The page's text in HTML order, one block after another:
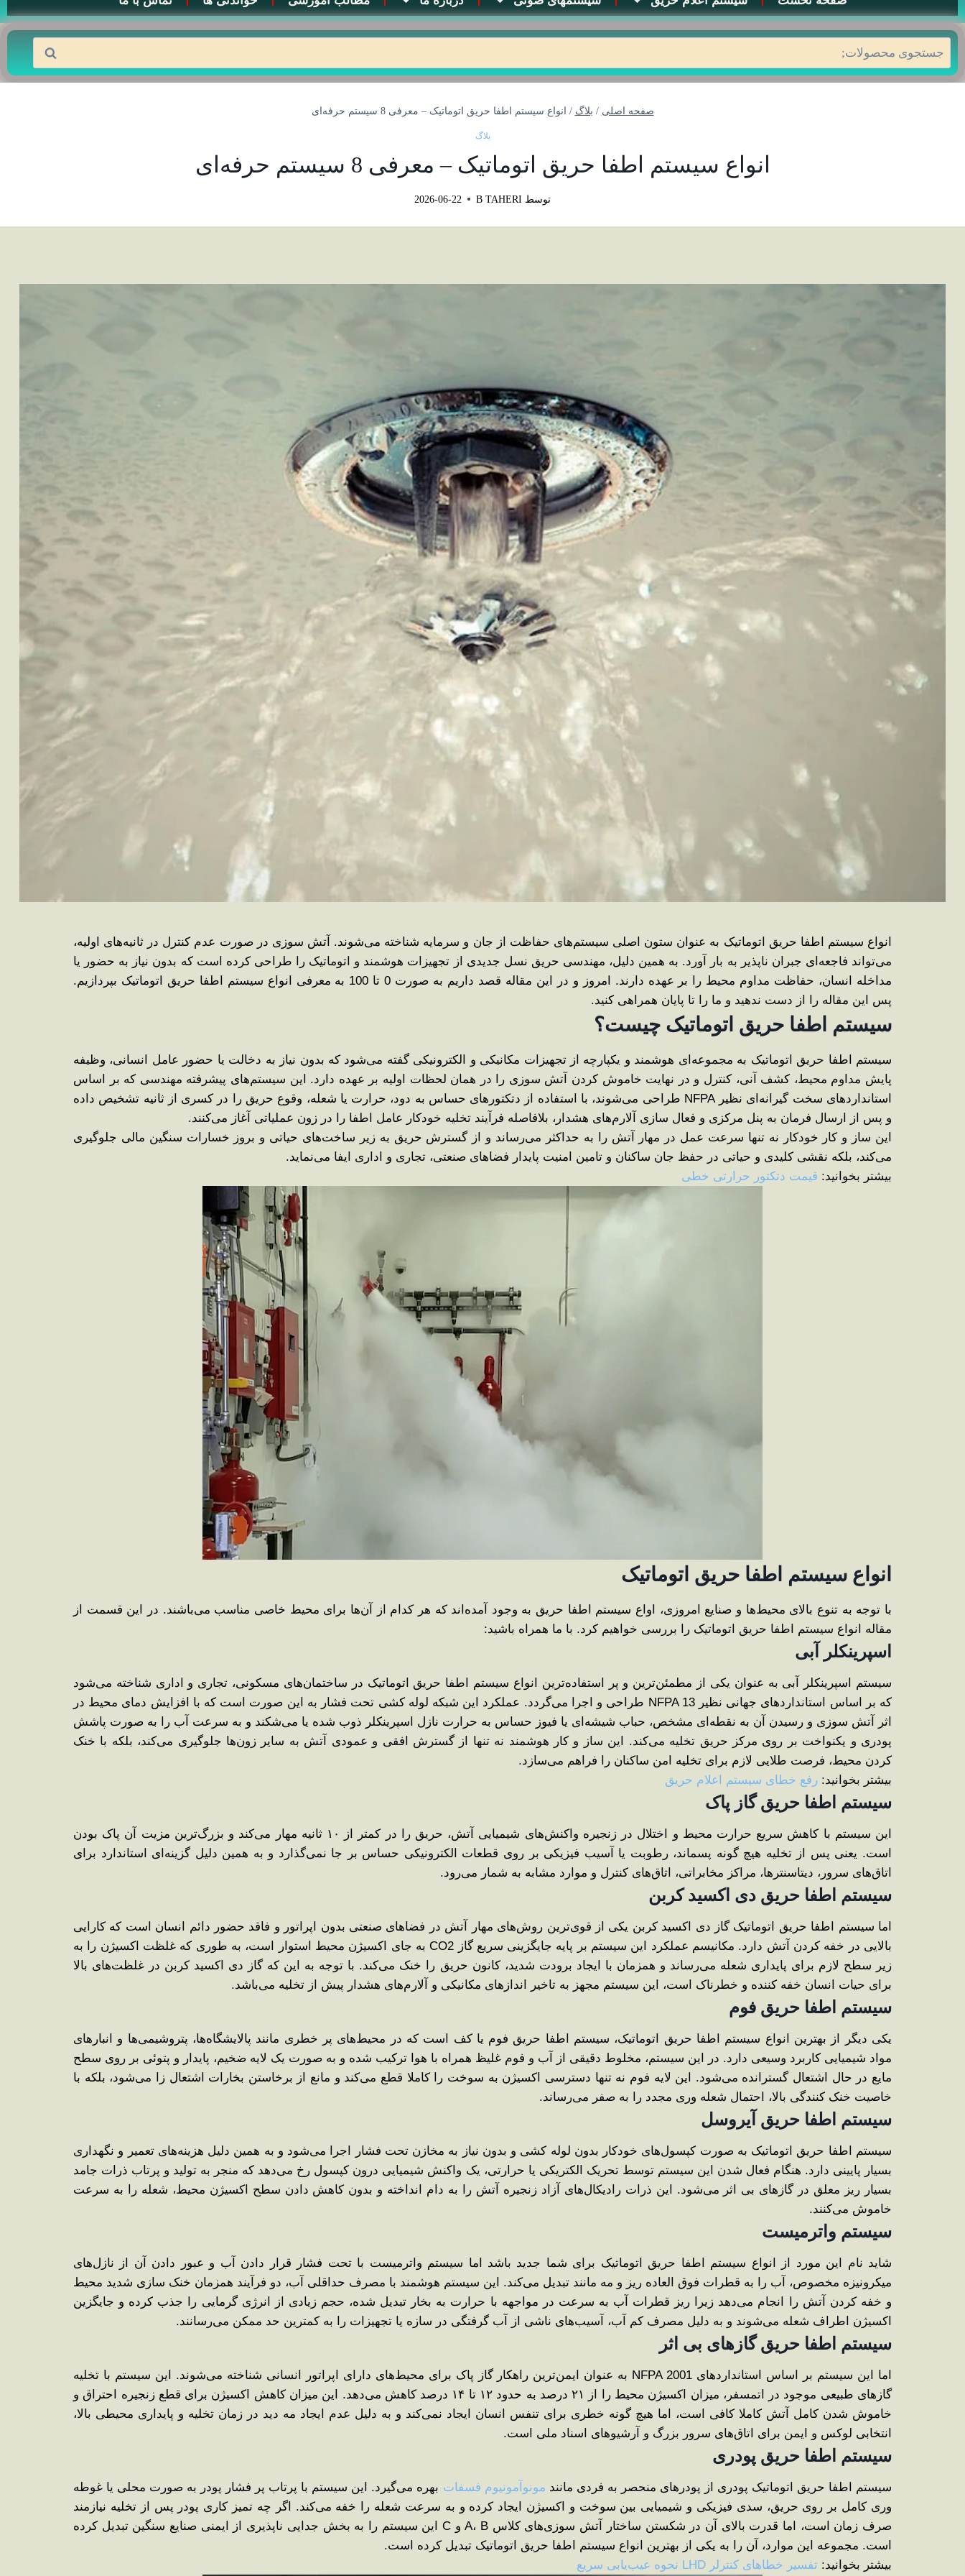
جستجو
صفحه اصلی / بلاگ / انواع سیستم اطفا حریق اتوماتیک – معرفی 8 سیستم حرفه‌ای
بلاگ
انواع سیستم اطفا حریق اتوماتیک – معرفی 8 سیستم حرفه‌ای
توسط B TAHERI
2026-06-22
انواع سیستم اطفا حریق اتوماتیک به عنوان ستون اصلی سیستم‌های حفاظت از جان و سرمایه شناخته می‌شوند. آتش ‌سوزی در صورت عدم کنترل در ثانیه‌های اولیه،
می‌تواند فاجعه‌ای جبران‌ ناپذیر به بار آورد. به همین دلیل، مهندسی حریق نسل جدیدی از تجهیزات هوشمند و اتوماتیک را طراحی کرده است که بدون نیاز به حضور یا
مداخله انسان، حفاظت مداوم محیط را بر عهده دارند. امروز و در این مقاله قصد داریم به صورت 0 تا 100 به معرفی انواع سیستم اطفا حریق اتوماتیک بپردازیم.
پس این مقاله را از دست ندهید و ما را تا پایان همراهی کنید.
سیستم اطفا حریق اتوماتیک چیست؟
سیستم اطفا حریق اتوماتیک به مجموعه‌ای هوشمند و یکپارچه از تجهیزات مکانیکی و الکترونیکی گفته می‌شود که بدون نیاز به دخالت یا حضور عامل انسانی، وظیفه
پایش مداوم محیط، کشف آنی، کنترل و در نهایت خاموش کردن آتش ‌سوزی را در همان لحظات اولیه بر عهده دارد. این سیستم‌های پیشرفته مهندسی که بر اساس
استانداردهای سخت ‌گیرانه‌ای نظیر NFPA طراحی می‌شوند، با استفاده از دتکتورهای حساس به دود، حرارت یا شعله، وقوع حریق را در کسری از ثانیه تشخیص داده
و پس از ارسال فرمان به پنل مرکزی و فعال ‌سازی آلارم‌های هشدار، بلافاصله فرآیند تخلیه خودکار عامل اطفا را در زون عملیاتی آغاز می‌کنند.
این ساز و کار خودکار نه تنها سرعت عمل در مهار آتش را به حداکثر می‌رساند و از گسترش حریق به زیر ساخت‌های حیاتی و بروز خسارات سنگین مالی جلوگیری
می‌کند، بلکه نقشی کلیدی و حیاتی در حفظ جان ساکنان و تامین امنیت پایدار فضاهای صنعتی، تجاری و اداری ایفا می‌نماید.
بیشتر بخوانید: قیمت دتکتور حرارتی خطی
انواع سیستم اطفا حریق اتوماتیک
با توجه به تنوع بالای محیط‌ها و صنایع امروزی، اواع سیستم اطفا حریق به وجود آمده‌اند که هر کدام از آن‌ها برای محیط خاصی مناسب می‌باشند. در این قسمت از
مقاله انواع سیستم اطفا حریق اتوماتیک را بررسی خواهیم کرد. با ما همراه باشید:
اسپرینکلر آبی
سیستم اسپرینکلر آبی به عنوان یکی از مطمئن‌ترین و پر استفاده‌ترین انواع سیستم اطفا حریق اتوماتیک در ساختمان‌های مسکونی، تجاری و اداری شناخته می‌شود
که بر اساس استانداردهای جهانی نظیر NFPA 13 طراحی و اجرا می‌گردد. عملکرد این شبکه لوله ‌کشی تحت فشار به این صورت است که با افزایش دمای محیط در
اثر آتش ‌سوزی و رسیدن آن به نقطه‌ای مشخص، حباب شیشه‌ای یا فیوز حساس به حرارت نازل اسپرینکلر ذوب شده یا می‌شکند و به سرعت آب را به صورت پاشش
پودری و یکنواخت بر روی مرکز حریق تخلیه می‌کند. این ساز و کار هوشمند نه ‌تنها از گسترش افقی و عمودی آتش به سایر زون‌ها جلوگیری می‌کند، بلکه با خنک
کردن محیط، فرصت طلایی لازم برای تخلیه امن ساکنان را فراهم می‌سازد.
بیشتر بخوانید: رفع خطای سیستم اعلام حریق
سیستم اطفا حریق گاز پاک
این سیستم با کاهش سریع حرارت محیط و اختلال در زنجیره واکنش‌های شیمیایی آتش، حریق را در کمتر از ۱۰ ثانیه مهار می‌کند و بزرگ‌ترین مزیت آن پاک بودن
است. یعنی پس از تخلیه هیچ ‌گونه پسماند، رطوبت یا آسیب فیزیکی بر روی قطعات الکترونیکی حساس بر جا نمی‌گذارد و به همین دلیل گزینه‌ای استاندارد برای
اتاق‌های سرور، دیتاسنترها، مراکز مخابراتی، اتاق‌های کنترل و موارد مشابه به شمار می‌رود.
سیستم اطفا حریق دی ‌اکسید کربن
اما سیستم اطفا حریق اتوماتیک گاز دی ‌اکسید کربن یکی از قوی‌ترین روش‌های مهار آتش در فضاهای صنعتی بدون اپراتور و فاقد حضور دائم انسان است که کارایی
بالایی در خفه کردن آتش دارد. مکانیسم عملکرد این سیستم بر پایه جایگزینی سریع گاز CO2 به جای اکسیژن محیط استوار است، به طوری که غلظت اکسیژن را به
زیر سطح لازم برای پایداری شعله می‌رساند و همزمان با ایجاد برودت شدید، کانون حریق را خنک می‌کند. با توجه به این که گاز دی ‌اکسید کربن در غلظت‌های بالا
برای حیات انسان خفه ‌کننده و خطرناک است، این سیستم مجهز به تاخیر اندازهای مکانیکی و آلارم‌های هشدار پیش از تخلیه می‌باشد.
سیستم اطفا حریق فوم
یکی دیگر از بهترین انواع سیستم اطفا حریق اتوماتیک، سیستم اطفا حریق فوم یا کف است که در محیط‌های پر خطری مانند پالایشگاه‌ها، پتروشیمی‌ها و انبارهای
مواد شیمیایی کاربرد وسیعی دارد. در این سیستم، مخلوط دقیقی از آب و فوم غلیظ همراه با هوا ترکیب شده و به صورت یک لایه ضخیم، پایدار و پتوئی بر روی سطح
مایع در حال اشتعال گسترانده می‌شود. این لایه فوم نه‌ تنها دسترسی اکسیژن به سوخت را کاملا قطع می‌کند و مانع از برخاستن بخارات اشتعال ‌زا می‌شود، بلکه با
خاصیت خنک ‌کنندگی بالا، احتمال شعله ‌وری مجدد را به صفر می‌رساند.
سیستم اطفا حریق آیروسل
سیستم اطفا حریق اتوماتیک به صورت کپسول‌های خودکار بدون لوله ‌کشی و بدون نیاز به مخازن تحت فشار اجرا می‌شود و به همین دلیل هزینه‌های تعمیر و نگهداری
بسیار پایینی دارد. هنگام فعال شدن این سیستم توسط تحریک الکتریکی یا حرارتی، یک واکنش شیمیایی درون کپسول رخ می‌دهد که منجر به تولید و پرتاب ذرات جامد
بسیار ریز معلق در گازهای بی ‌اثر می‌شود. این ذرات رادیکال‌های آزاد زنجیره آتش را به دام انداخته و بدون کاهش دادن سطح اکسیژن محیط، شعله را به سرعت
خاموش می‌کنند.
سیستم واترمیست
شاید نام این مورد از انواع سیستم اطفا حریق اتوماتیک برای شما جدید باشد اما سیستم واترمیست با تحت فشار قرار دادن آب و عبور دادن آن از نازل‌های
میکرونیزه مخصوص، آب را به قطرات فوق ‌العاده ریز و مه ‌مانند تبدیل می‌کند. این سیستم هوشمند با مصرف حداقلی آب، دو فرآیند همزمان خنک ‌سازی شدید محیط
و خفه کردن آتش را انجام می‌دهد زیرا ریز قطرات آب به سرعت در مواجهه با حرارت به بخار تبدیل شده، حجم زیادی از انرژی گرمایی را جذب کرده و جایگزین
اکسیژن اطراف شعله می‌شوند و به دلیل مصرف کم آب، آسیب‌های ناشی از آب ‌گرفتگی در سازه یا تجهیزات را به کمترین حد ممکن می‌رسانند.
سیستم اطفا حریق گازهای بی ‌اثر
اما این سیستم بر اساس استانداردهای NFPA 2001 به عنوان ایمن‌ترین راهکار گاز پاک برای محیط‌های دارای اپراتور انسانی شناخته می‌شوند. این سیستم با تخلیه
گازهای طبیعی موجود در اتمسفر، میزان اکسیژن محیط را از ۲۱ درصد به حدود ۱۲ تا ۱۴ درصد کاهش می‌دهد. این میزان کاهش اکسیژن برای قطع زنجیره احتراق و
خاموش شدن کامل آتش کاملا کافی است، اما هیچ‌ گونه خطری برای تنفس انسان ایجاد نمی‌کند و به دلیل عدم ایجاد مه دید در زمان تخلیه و پایداری محیطی بالا،
انتخابی لوکس و ایمن برای اتاق‌های سرور بزرگ و آرشیوهای اسناد ملی است.
سیستم اطفا حریق پودری
سیستم اطفا حریق اتوماتیک پودری از پودرهای منحصر به‌ فردی مانند مونوآمونیوم فسفات بهره می‌گیرد. این سیستم با پرتاب پر فشار پودر به صورت محلی یا غوطه‌
وری کامل بر روی حریق، سدی فیزیکی و شیمیایی بین سوخت و اکسیژن ایجاد کرده و به سرعت شعله را خفه می‌کند. اگر چه تمیز کاری پودر پس از تخلیه نیازمند
صرف زمان است، اما قدرت بالای آن در شکستن ساختار آتش سوزی‌های کلاس A، B و C این سیستم را به بخش جدایی ‌ناپذیری از ایمنی صنایع سنگین تبدیل کرده
است. مجموعه این موارد، آن را به یکی از بهترین انواع سیستم اطفا حریق اتوماتیک تبدیل کرده است.
بیشتر بخوانید: تفسیر خطاهای کنترلر LHD نحوه عیب‌یابی سریع